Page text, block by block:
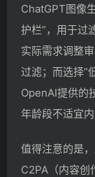
ChatGPT图像
护栏”，用于过
实际需求调整
过滤；而选择”
OpenAI提供的
年龄段不适宜
值得注意的是
C2PA（内容创